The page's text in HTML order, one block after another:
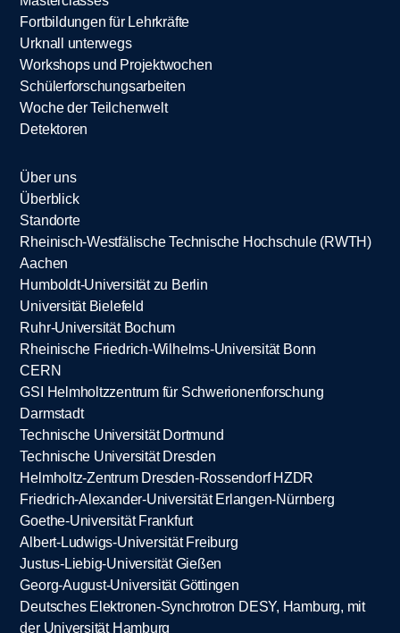
Fortbildungen für Lehrkräfte
Urknall unterwegs
Workshops und Projektwochen
Schülerforschungsarbeiten
Woche der Teilchenwelt
Detektoren
Über uns
Überblick
Standorte
Rheinisch-Westfälische Technische Hochschule (RWTH)
Aachen
Humboldt-Universität zu Berlin
Universität Bielefeld
Ruhr-Universität Bochum
Rheinische Friedrich-Wilhelms-Universität Bonn
CERN
GSI Helmholtzzentrum für Schwerionenforschung
Darmstadt
Technische Universität Dortmund
Technische Universität Dresden
Helmholtz-Zentrum Dresden-Rossendorf HZDR
Friedrich-Alexander-Universität Erlangen-Nürnberg
Goethe-Universität Frankfurt
Albert-Ludwigs-Universität Freiburg
Justus-Liebig-Universität Gießen
Georg-August-Universität Göttingen
Deutsches Elektronen-Synchrotron DESY, Hamburg, mit
der Universität Hamburg